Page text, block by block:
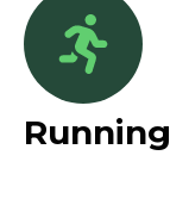
Running